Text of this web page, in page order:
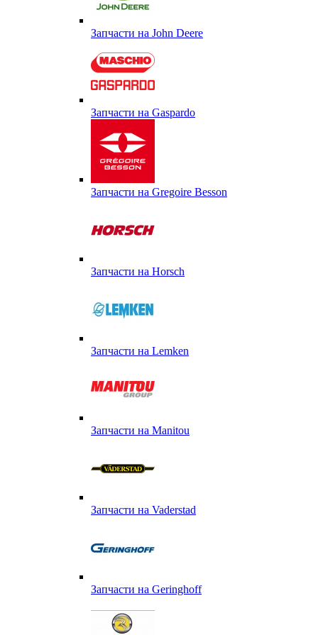
Запчасти на John Deere
Запчасти на Gaspardo
Запчасти на Gregoire Besson
Запчасти на Horsch
Запчасти на Lemken
Запчасти на Manitou
Запчасти на Vaderstad
Запчасти на Geringhoff